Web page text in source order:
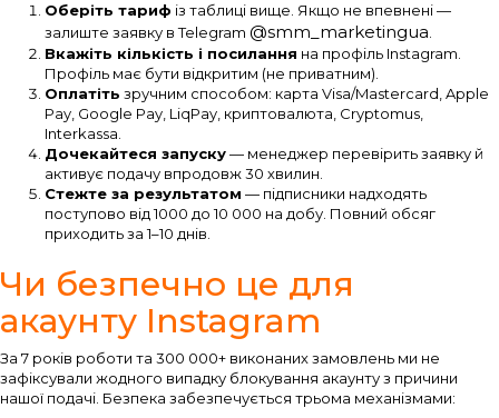
Оберіть тариф із таблиці вище. Якщо не впевнені —
залиште заявку в Telegram @smm_marketingua.
Вкажіть кількість і посилання на профіль Instagram.
Профіль має бути відкритим (не приватним).
Оплатіть зручним способом: карта Visa/Mastercard, Apple
Pay, Google Pay, LiqPay, криптовалюта, Cryptomus,
Interkassa.
Дочекайтеся запуску— менеджер перевірить заявку й
активує подачу впродовж 30 хвилин.
Стежте за результатом — підписники надходять
поступово від 1000 до 10 000 на добу. Повний обсяг
приходить за 1–10 днів.
Чи безпечно це для
акаунту Instagram
За 7 років роботи та 300 000+ виконаних замовлень ми не
зафіксували жодного випадку блокування акаунту з причини
нашої подачі. Безпека забезпечується трьома механізмами: